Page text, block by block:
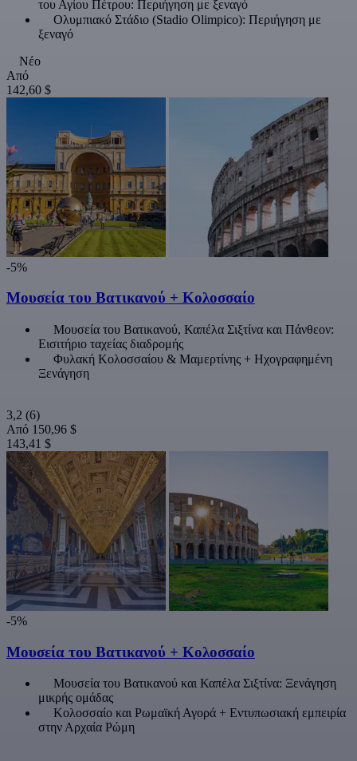
του Αγίου Πέτρου: Περιήγηση με ξεναγό
Ολυμπιακό Στάδιο (Stadio Olimpico): Περιήγηση με
ξεναγό
Νέο
Από
142,60 $
-5%
Μουσεία του Βατικανού + Κολοσσαίο
Μουσεία του Βατικανού, Καπέλα Σιξτίνα και Πάνθεον:
Εισιτήριο ταχείας διαδρομής
Φυλακή Κολοσσαίου & Μαμερτίνης + Ηχογραφημένη
Ξενάγηση
3,2 (6)
Από 150,96 $
143,41 $
-5%
Μουσεία του Βατικανού + Κολοσσαίο
Μουσεία του Βατικανού και Καπέλα Σιξτίνα: Ξενάγηση
μικρής ομάδας
Κολοσσαίο και Ρωμαϊκή Αγορά + Εντυπωσιακή εμπειρία
στην Αρχαία Ρώμη